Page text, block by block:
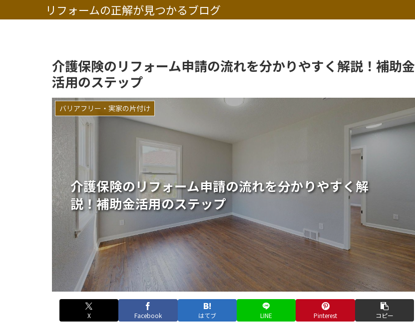
リフォームの正解が見つかるブログ
介護保険のリフォーム申請の流れを分かりやすく解説！補助金
活用のステップ
介護保険のリフォーム申請の流れを分かりやすく解
説！補助金活用のステップ
バリアフリー・実家の片付け
X Facebook はてブ LINE Pinterest コピー